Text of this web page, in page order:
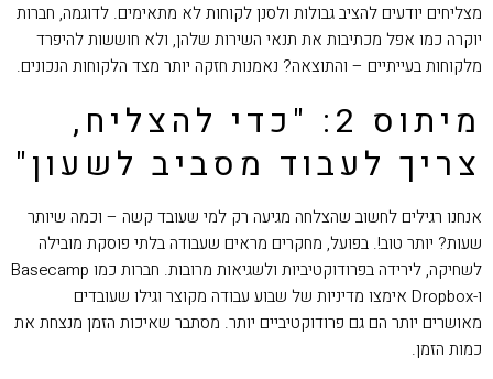
מצליחים יודעים להציב גבולות ולסנן לקוחות לא מתאימים. לדוגמה, חברות
יוקרה כמו אפל מכתיבות את תנאי השירות שלהן, ולא חוששות להיפרד
מלקוחות בעייתיים – והתוצאה? נאמנות חזקה יותר מצד הלקוחות הנכונים.
מיתוס 2: "כדי להצליח,
צריך לעבוד מסביב לשעון"
אנחנו רגילים לחשוב שהצלחה מגיעה רק למי שעובד קשה – וכמה שיותר
שעות? יותר טוב!. בפועל, מחקרים מראים שעבודה בלתי פוסקת מובילה
לשחיקה, לירידה בפרודוקטיביות ולשגיאות מרובות. חברות כמו Basecamp
ו-Dropbox אימצו מדיניות של שבוע עבודה מקוצר וגילו שעובדים
מאושרים יותר הם גם פרודוקטיביים יותר. מסתבר שאיכות הזמן מנצחת את
כמות הזמן.